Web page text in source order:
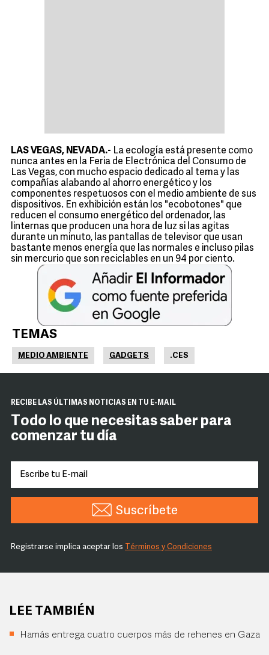
LAS VEGAS, NEVADA.- La ecología está presente como
nunca antes en la Feria de Electrónica del Consumo de
Las Vegas, con mucho espacio dedicado al tema y las
compañías alabando al ahorro energético y los
componentes respetuosos con el medio ambiente de sus
dispositivos. En exhibición están los "ecobotones" que
reducen el consumo energético del ordenador, las
linternas que producen una hora de luz si las agitas
durante un minuto, las pantallas de televisor que usan
bastante menos energía que las normales e incluso pilas
sin mercurio que son reciclables en un 94 por ciento.
TEMAS
MEDIO AMBIENTE GADGETS .CES
RECIBE LAS ÚLTIMAS NOTICIAS EN TU E-MAIL
Todo lo que necesitas saber para
comenzar tu día
Suscríbete
Registrarse implica aceptar los Términos y Condiciones
LEE TAMBIÉN
Hamás entrega cuatro cuerpos más de rehenes en Gaza